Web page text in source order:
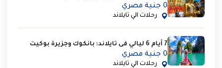
0 جنية مصري
رحلات الي تايلاند
7 أيام 6 ليالي فى تايلاند: بانكوك وجزيرة بوكيت
0 جنية مصري
رحلات الي تايلاند